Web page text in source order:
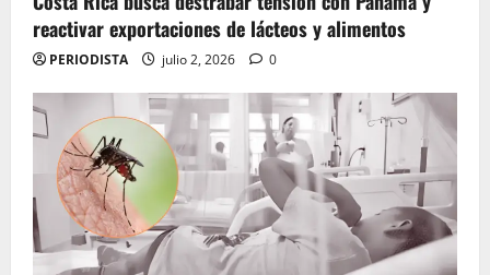
reactivar exportaciones de lácteos y alimentos
PERIODISTA julio 2, 2026 0